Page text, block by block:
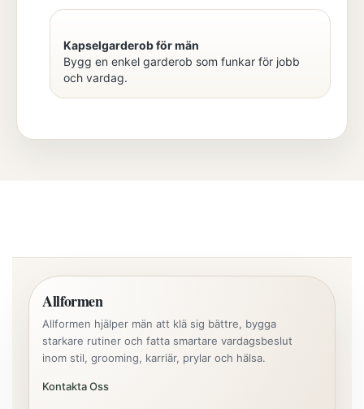
Kapselgarderob för män
Bygg en enkel garderob som funkar för jobb
och vardag.
Allformen
Allformen hjälper män att klä sig bättre, bygga
starkare rutiner och fatta smartare vardagsbeslut
inom stil, grooming, karriär, prylar och hälsa.
Kontakta Oss